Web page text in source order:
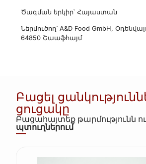
Ծագման երկիր՝ Հայաստան
Ներմուծող՝ A&D Food GmbH,
64850 Շաաֆհայմ
Բացել
ցուցակը
Բացահայտեք թարմությունն
պտուղներում